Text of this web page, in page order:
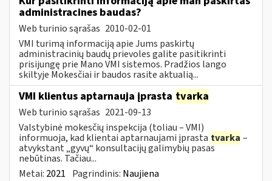
administracines baudas?
Web turinio sąrašas 2010-02-01
VMI turimą informaciją apie Jums paskirtų
administracinių baudų prievoles galite pasitikrinti
prisijungę prie Mano VMI sistemos. Pradžios lango
skiltyje Mokesčiai ir baudos rasite aktualią...
VMI klientus aptarnauja įprasta tvarka
Web turinio sąrašas 2021-09-13
Valstybinė mokesčių inspekcija (toliau – VMI)
informuoja, kad klientai aptarnaujami įprasta tvarka –
atvykstant „gyvų“ konsultacijų galimybių pasas
nebūtinas. Tačiau...
Metai: 2021 Pagrindinis: Naujiena